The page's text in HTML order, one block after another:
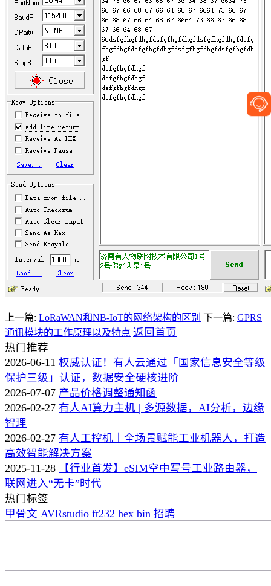
上一篇: LoRaWAN和NB-IoT的网络架构的区别 下一篇: GPRS
通讯模块的工作原理以及特点 返回首页
热门推荐
2026-06-11 权威认证！有人云通过「国家信息安全等级
保护三级」认证，数据安全硬核进阶
2026-07-07 产品价格调整通知函
2026-02-27 有人AI算力主机 | 多源数据，AI分析，边缘
智理
2026-02-27 有人工控机｜全场景赋能工业机器人，打造
高效智能解决方案
2025-11-28
【行业首发】eSIM空中写号工业路由器，
联网进入“无卡”时代
热门标签
甲骨文 AVRstudio ft232 hex bin 招聘